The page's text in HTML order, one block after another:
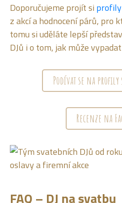
Doporučujeme projít si
z akcí a hodnocení párů, pro
tomu si uděláte lepší
DJů i o tom, jak může
Podívat se na profily
Recenze na
FAQ – DJ na svatbu